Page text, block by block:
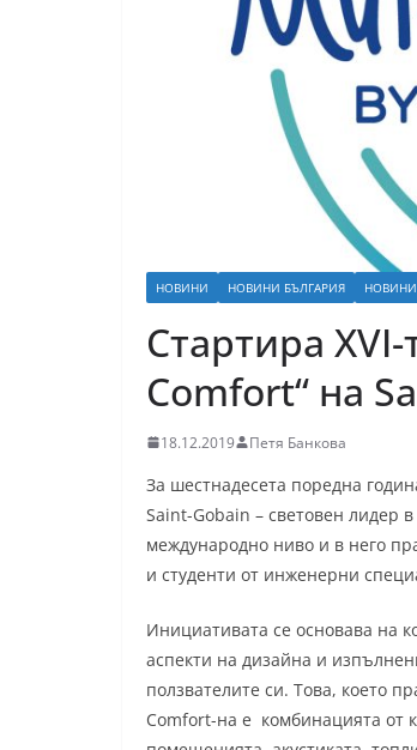
НОВИНИ НОВИНИ БЪЛГАРИЯ НОВИНИ
Стартира
Comfort“ на
18.12.2019 Петя Банкова
За шестнадесета поредна
Saint-Gobain – световен лидер
международно ниво и в него
и студенти от инженерни
Инициативата се основава на
аспекти на дизайна и
ползвателите си. Това, което
Comfort-на е комбинацията от